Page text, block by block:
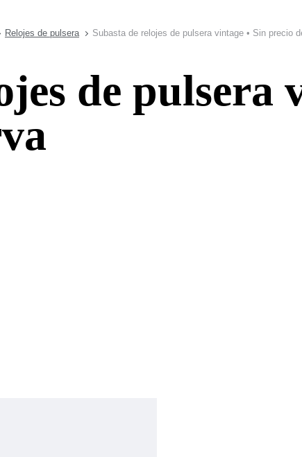
Relojes de pulsera Subasta de relojes de pulsera vintage • Sin precio
de pulsera